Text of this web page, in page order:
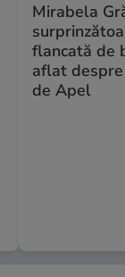
Mirabela
flancată de
aflat
de Apel